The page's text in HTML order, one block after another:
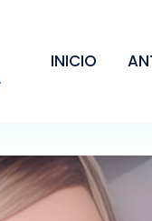
INICIO